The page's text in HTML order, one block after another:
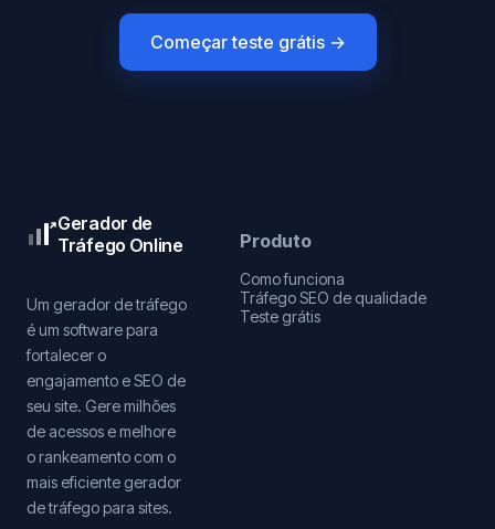
Começar teste grátis →
Gerador de
Tráfego Online
Um gerador de tráfego
é um software para
fortalecer o
engajamento e SEO de
seu site. Gere milhões
de acessos e melhore
o rankeamento com o
mais eficiente gerador
de tráfego para sites.
Produto
Como funciona
Tráfego SEO de qualidade
Teste grátis